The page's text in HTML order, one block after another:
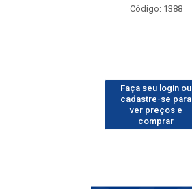
Código: 1388
Faça seu login ou
cadastre-se para
ver preços e
comprar